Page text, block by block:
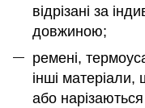
відрізані за
довжиною;
ремені,
інші
або